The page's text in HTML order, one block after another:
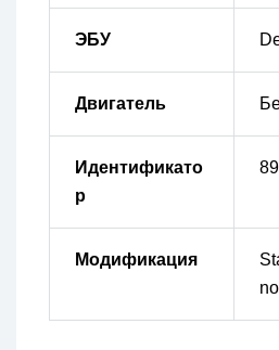
ЭБУ
Двигатель
Идентификато
р
Модификация